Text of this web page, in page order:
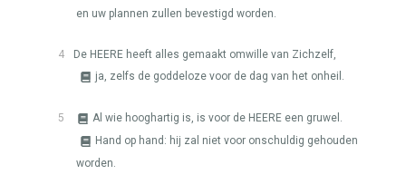
en uw plannen zullen bevestigd worden.
4 De HEERE heeft alles gemaakt omwille van Zichzelf,
ja, zelfs de goddeloze voor de dag van het onheil.
5 Al wie hooghartig is, is voor de HEERE een gruwel.
Hand op hand: hij zal niet voor onschuldig gehouden
worden.